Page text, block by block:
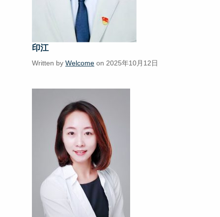
印江
Written by Welcome on 2025年10月12日